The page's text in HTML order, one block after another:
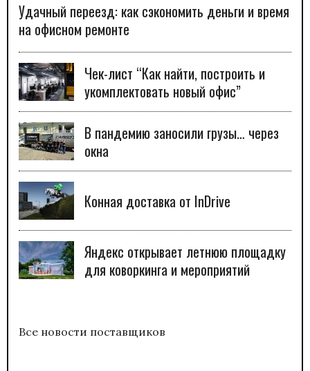
Удачный переезд: как сэкономить деньги и время
на офисном ремонте
Чек-лист “Как найти, построить и
укомплектовать новый офис”
В пандемию заносили грузы… через
окна
Конная доставка от InDrive
Яндекс открывает летнюю площадку
для коворкинга и мероприятий
Все новости поставщиков